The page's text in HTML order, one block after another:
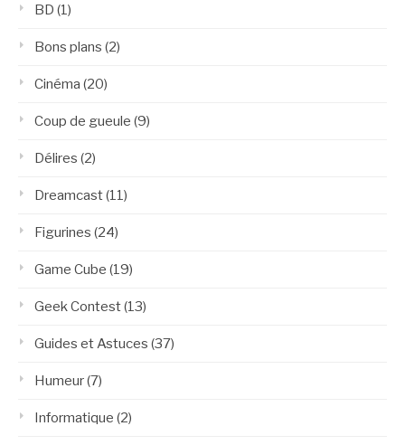
BD (1)
Bons plans (2)
Cinéma (20)
Coup de gueule (9)
Délires (2)
Dreamcast(11)
Figurines (24)
Game Cube (19)
Geek Contest(13)
Guides et Astuces (37)
Humeur(7)
Informatique (2)